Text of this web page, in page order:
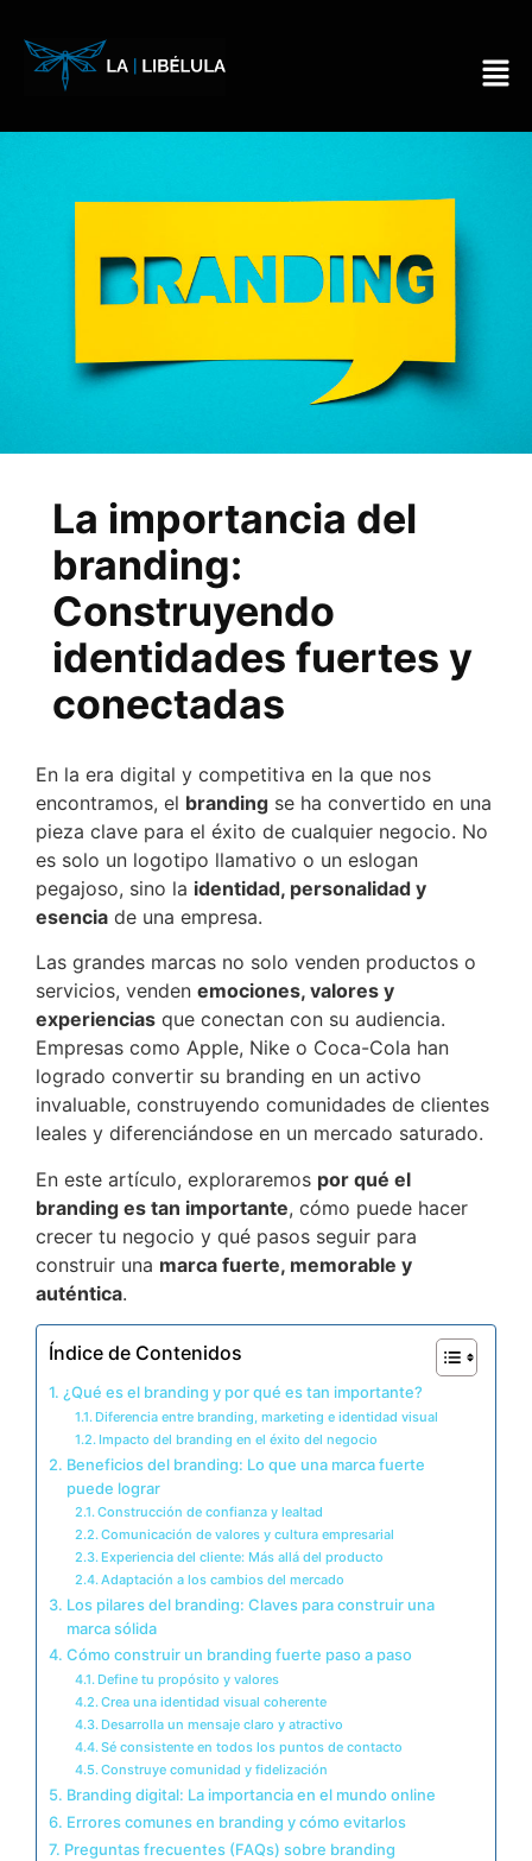
La importancia del
branding:
Construyendo
identidades fuertes y
conectadas
En la era digital y competitiva en la que nos
encontramos, el branding se ha convertido en una
pieza clave para el éxito de cualquier negocio. No
es solo un logotipo llamativo o un eslogan
pegajoso, sino la identidad, personalidad y
esencia de una empresa.
Las grandes marcas no solo venden productos o
servicios, venden emociones, valores y
experiencias que conectan con su audiencia.
Empresas como Apple, Nike o Coca-Cola han
logrado convertir su branding en un activo
invaluable, construyendo comunidades de clientes
leales y diferenciándose en un mercado saturado.
En este artículo, exploraremos por qué el
branding es tan importante, cómo puede hacer
crecer tu negocio y qué pasos seguir para
construir una marca fuerte, memorable y
auténtica.
Índice de Contenidos
¿Qué es el branding y por qué es tan importante?
Diferencia entre branding, marketing e identidad visual
Impacto del branding en el éxito del negocio
Beneficios del branding: Lo que una marca fuerte
puede lograr
Construcción de confianza y lealtad
Comunicación de valores y cultura empresarial
Experiencia del cliente: Más allá del producto
Adaptación a los cambios del mercado
Los pilares del branding: Claves para construir una
marca sólida
Cómo construir un branding fuerte paso a paso
Define tu propósito y valores
Crea una identidad visual coherente
Desarrolla un mensaje claro y atractivo
Sé consistente en todos los puntos de contacto
Construye comunidad y fidelización
Branding digital: La importancia en el mundo online
Errores comunes en branding y cómo evitarlos
Preguntas frecuentes (FAQs) sobre branding